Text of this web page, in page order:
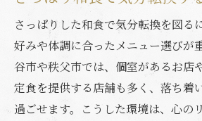
さっぱりした和食で気分転換を図る
好みや体調に合ったメニュー選びが
谷市や秩父市では、個室があるお店
定食を提供する店舗も多く、落ち着
過ごせます。こうした環境は、心の